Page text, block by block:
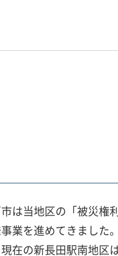
は当地区の「被災権
業を進めてきました
在の新長田駅南地